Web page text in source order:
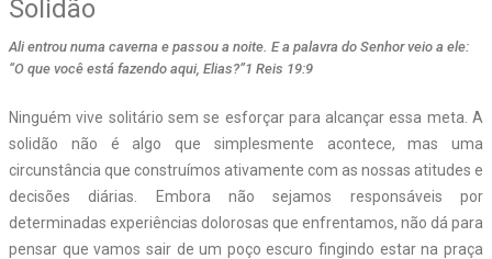
Solidão
Ali entrou numa caverna e passou a noite. E a palavra do Senhor veio a ele:
“O que você está fazendo aqui, Elias?”1 Reis 19:9
Ninguém vive solitário sem se esforçar para alcançar essa meta. A
solidão não é algo que simplesmente acontece, mas uma
circunstância que construímos ativamente com as nossas atitudes e
decisões diárias. Embora não sejamos responsáveis por
determinadas experiências dolorosas que enfrentamos, não dá para
pensar que vamos sair de um poço escuro fingindo estar na praça